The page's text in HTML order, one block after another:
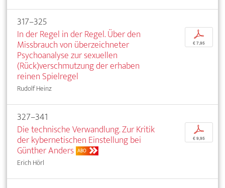
317–325
In der Regel in der Regel. Über den
Missbrauch von überzeichneter
Psychoanalyse zur sexuellen
(Rück)verschmutzung der erhaben
reinen Spielregel
Rudolf Heinz
p
€ 7,95
327–341
Die technische Verwandlung. Zur Kritik
der kybernetischen Einstellung bei
Günther Anders ABO
Erich Hörl
p
€ 9,95